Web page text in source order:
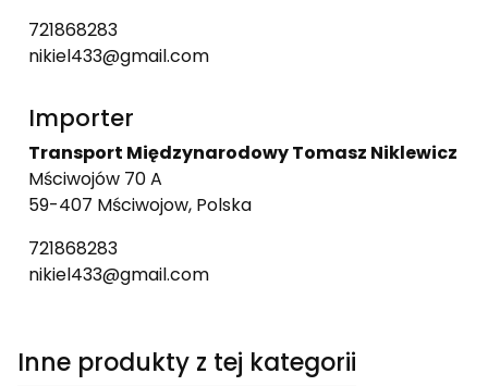
721868283
nikiel433@gmail.com
Importer
Transport Międzynarodowy Tomasz Niklewicz
Mściwojów 70 A
59-407 Mściwojow, Polska
721868283
nikiel433@gmail.com
Inne produkty z tej kategorii